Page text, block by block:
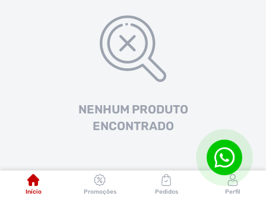
NENHUM PRODUTO
ENCONTRADO
Início Promoções Pedidos Perfil